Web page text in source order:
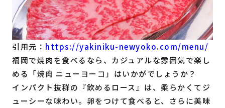
引用元： https://yakiniku-newyoko.com/menu/
福岡で焼肉を食べるなら、カジュアルな雰囲気で楽し
める「焼肉 ニューヨーコ」はいかがでしょうか？
インパクト抜群の『飲めるロース』は、柔らかくてジ
ューシーな味わい。卵をつけて食べると、さらに美味